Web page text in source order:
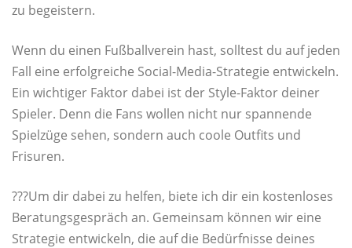
zu begeistern.
Wenn du einen Fußballverein hast, solltest du auf jeden
Fall eine erfolgreiche Social-Media-Strategie entwickeln.
Ein wichtiger Faktor dabei ist der Style-Faktor deiner
Spieler. Denn die Fans wollen nicht nur spannende
Spielzüge sehen, sondern auch coole Outfits und
Frisuren.
?‍?‍?‍Um dir dabei zu helfen, biete ich dir ein kostenloses
Beratungsgespräch an. Gemeinsam können wir eine
Strategie entwickeln, die auf die Bedürfnisse deines